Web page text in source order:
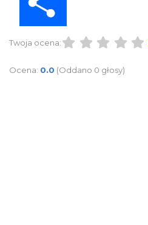
Twoja ocena:
Ocena: 0.0 (Oddano 0 głosy)